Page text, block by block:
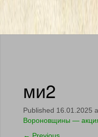
ми2
Published 16.01.2025
Вороновщины —